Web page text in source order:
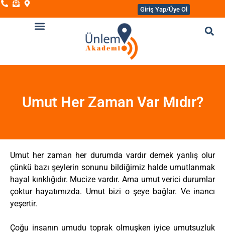
Giriş Yap/Üye Ol
Umut Her Zaman Var Mıdır?
Umut her zaman her durumda vardır demek yanlış olur
çünkü bazı şeylerin sonunu bildiğimiz halde umutlanmak
hayal kırıklığıdır. Mucize vardır. Ama umut verici durumlar
çoktur hayatımızda. Umut bizi o şeye bağlar. Ve inancı
yeşertir.
Çoğu insanın umudu toprak olmuşken iyice umutsuzluk